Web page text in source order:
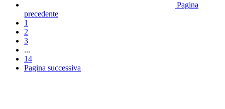
Pagina
precedente
1
2
3
...
14
Pagina successiva